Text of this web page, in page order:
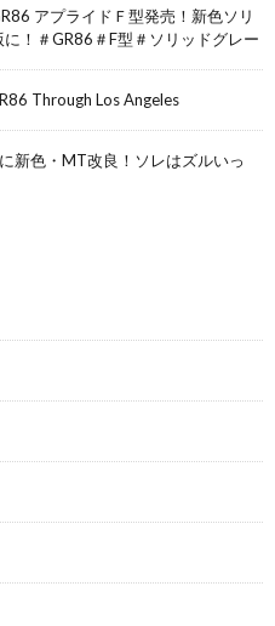
アプライドＦ型発売！新色ソリ
！＃GR86＃F型＃ソリッドグレー
Through Los Angeles
新色・MT改良！ソレはズルいっ